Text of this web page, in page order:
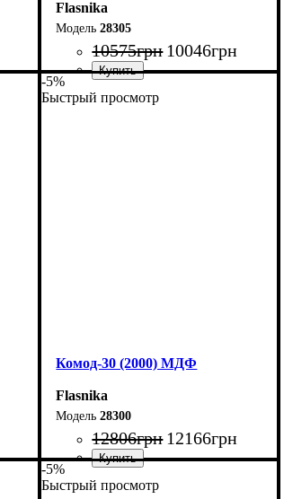
Flasnika
28305
10575грн 10046грн
-5%
Быстрый просмотр
Комод-30 (2000) МДФ
Flasnika
28300
12806грн 12166грн
-5%
Быстрый просмотр